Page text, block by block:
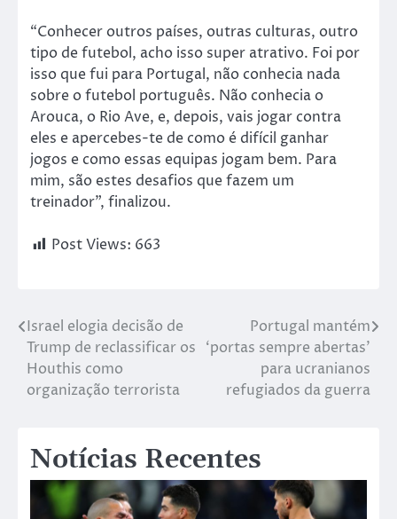
“Conhecer outros países, outras culturas, outro
tipo de futebol, acho isso super atrativo. Foi por
isso que fui para Portugal, não conhecia nada
sobre o futebol português. Não conhecia o
Arouca, o Rio Ave, e, depois, vais jogar contra
eles e apercebes-te de como é difícil ganhar
jogos e como essas equipas jogam bem. Para
mim, são estes desafios que fazem um
treinador”, finalizou.
Post Views: 663
Israel elogia decisão de
Trump de reclassificar os
Houthis como
organização terrorista
Portugal mantém
‘portas sempre abertas’
para ucranianos
refugiados da guerra
Notícias Recentes